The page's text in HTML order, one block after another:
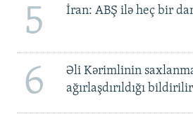
5 İran: ABŞ ilə heç bir
6
Əli Kərimlinin
ağırlaşdırıldığı bildirilir